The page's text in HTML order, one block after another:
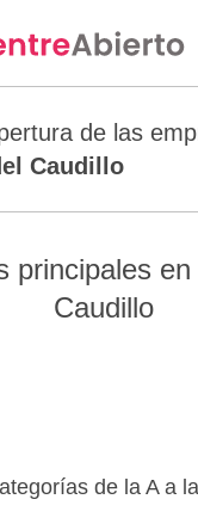
de las
Caudillo
principales
Caudillo
de la A a